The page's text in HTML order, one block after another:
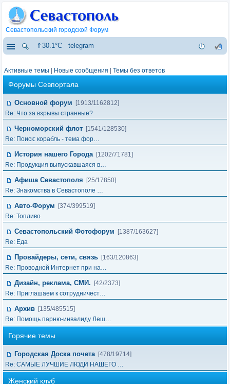
Севастопольский городской Форум
⇑30.1°C telegram
Активные темы Новые сообщения Темы без ответов
Форумы Севпортала
Основной форум
[1913/1162812]
Re: Что за взрывы странные?
Черноморский флот [1541/128530]
Re: Поиск: корабль - тема фор…
История нашего Города [1202/71781]
Re: Продукция выпускавшаяся в…
Афиша Севастополя
[25/17850]
Re: Знакомства в Севастополе …
Авто-Форум
[374/399519]
Re: Топливо
Севастопольский Фотофорум
[1387/163627]
Re: Еда
Провайдеры, сети, связь [163/120863]
Re: Проводной Интернет при на…
Дизайн, реклама, СМИ.
[42/2373]
Re: Приглашаем к сотрудничест…
Архив [135/485515]
Re: Помощь парню-инвалиду Леш…
Горячие темы
Городская Доска почета [478/19714]
Re: САМЫЕ ЛУЧШИЕ ЛЮДИ НАШЕГО …
Женский клуб